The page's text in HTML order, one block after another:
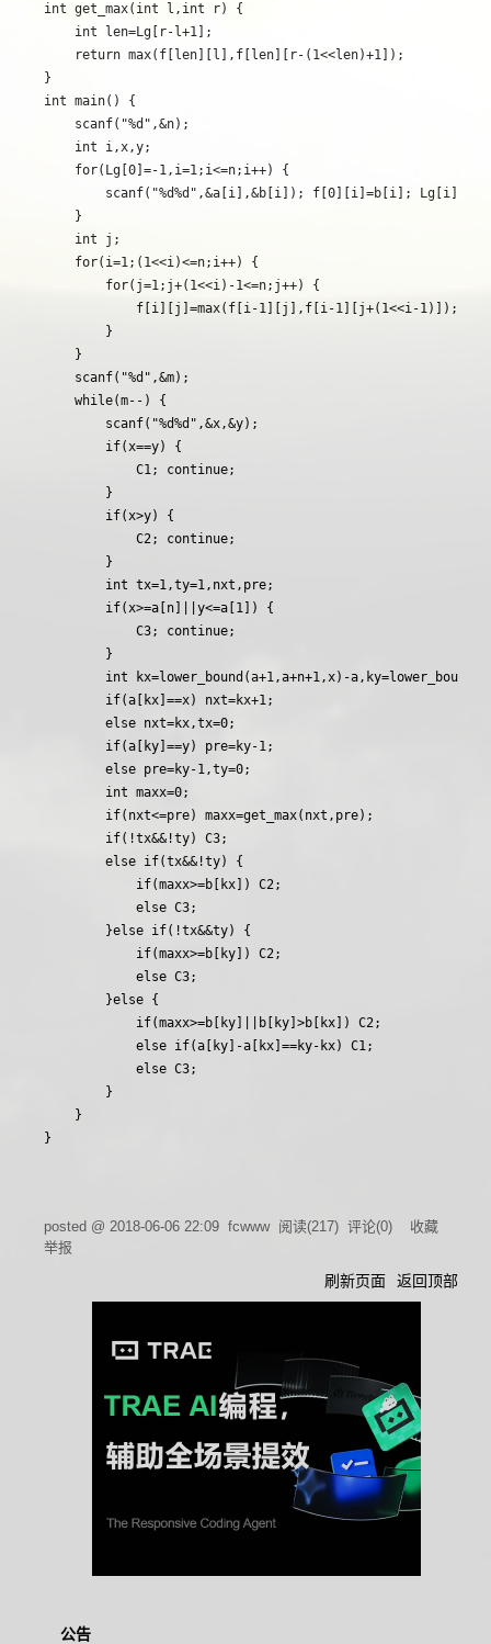
int get_max(int l,int r) {
    int len=Lg[r-l+1];
    return max(f[len][l],f[len][r-(1<<len)+1]);
}
int main() {
    scanf("%d",&n);
    int i,x,y;
    for(Lg[0]=-1,i=1;i<=n;i++) {
scanf("%d%d",&a[i],&b[i]); f[0][i]=b[i];
    }
    int j;
    for(i=1;(1<<i)<=n;i++) {
        for(j=1;j+(1<<i)-1<=n;j++) {
            f[i][j]=max(f[i-1][j],f[i-1][j+(1<<i-1)]);
        }
    }
    scanf("%d",&m);
    while(m--) {
        scanf("%d%d",&x,&y);
        if(x==y) {
            C1; continue;
        }
        if(x>y) {
            C2; continue;
        }
        int tx=1,ty=1,nxt,pre;
        if(x>=a[n]||y<=a[1]) {
            C3; continue;
        }
int kx=lower_bound(a+1,a+n+1,x)-
        if(a[kx]==x) nxt=kx+1;
        else nxt=kx,tx=0;
        if(a[ky]==y) pre=ky-1;
        else pre=ky-1,ty=0;
        int maxx=0;
        if(nxt<=pre) maxx=get_max(nxt,pre);
        if(!tx&&!ty) C3;
        else if(tx&&!ty) {
            if(maxx>=b[kx]) C2;
            else C3;
        }else if(!tx&&ty) {
            if(maxx>=b[ky]) C2;
            else C3;
        }else {
            if(maxx>=b[ky]||b[ky]>b[kx]) C2;
            else if(a[ky]-a[kx]==ky-kx) C1;
            else C3;
        }
    }
posted @ 2018-06-06 22:09 fcwww阅读(217) 评论(0) 收藏
举报
刷新页面 返回顶部
公告